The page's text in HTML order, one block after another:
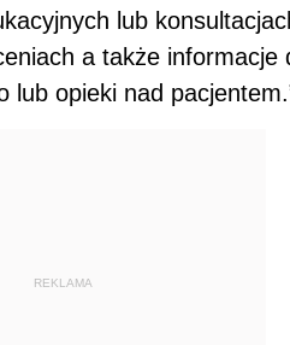
lub
a także informacje
lub opieki nad
REKLAMA